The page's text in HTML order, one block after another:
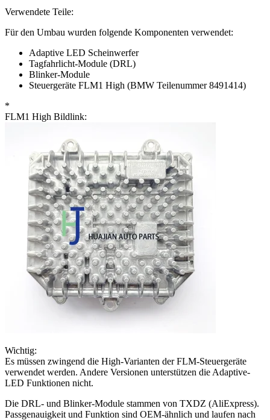
Verwendete Teile:
Für den Umbau wurden folgende Komponenten verwendet:
Adaptive LED Scheinwerfer
Tagfahrlicht-Module (DRL)
Blinker-Module
Steuergeräte FLM1 High (BMW Teilenummer 8491414)
*
FLM1 High Bildlink:
Wichtig:
Es müssen zwingend die High-Varianten der FLM-Steuergeräte
verwendet werden. Andere Versionen unterstützen die Adaptive-
LED Funktionen nicht.
Die DRL- und Blinker-Module stammen von TXDZ (AliExpress).
Passgenauigkeit und Funktion sind OEM-ähnlich und laufen nach